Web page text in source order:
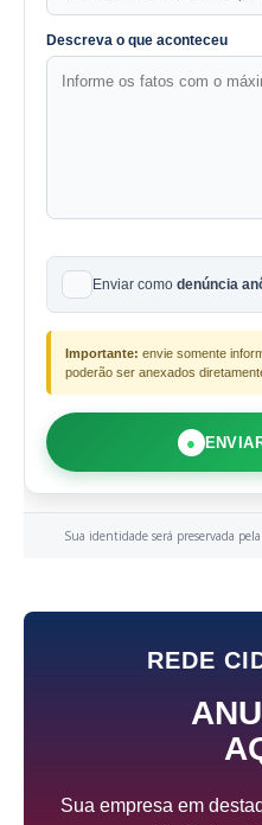
Descreva o que aconteceu
Enviar como denúncia
Importante: envie somente
poderão ser anexados
●
Sua identidade será preservada
REDE
Sua empresa em